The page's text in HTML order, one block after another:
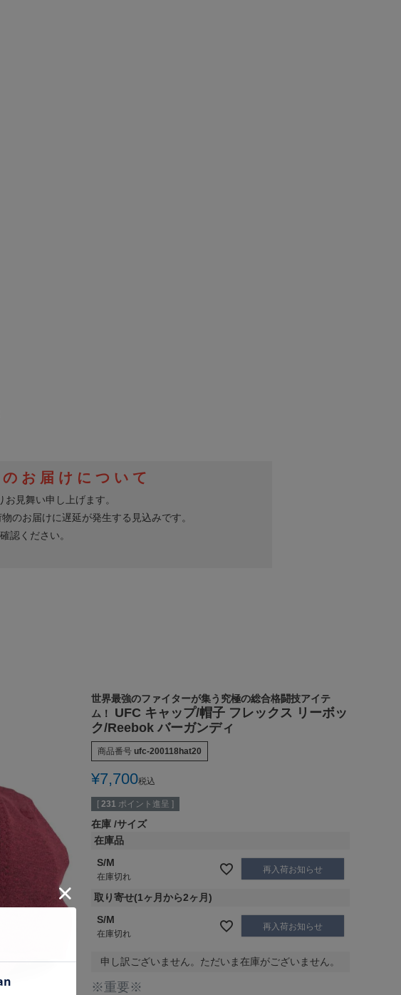
世界最強のファイターが集う究極の総合格闘技アイテ
ム！
UFC キャップ/帽子 フレックス リーボッ
ク/Reebok バーガンディ
商品番号 ufc-200118hat20
¥7,700税込
[ 231 ポイント進呈 ]
在庫 サイズ
在庫品
S/M
在庫切れ
再入荷お知らせ
取り寄せ(1ヶ月から2ヶ月)
S/M
在庫切れ
再入荷お知らせ
申し訳ございません。ただいま在庫がございません。
※重要※